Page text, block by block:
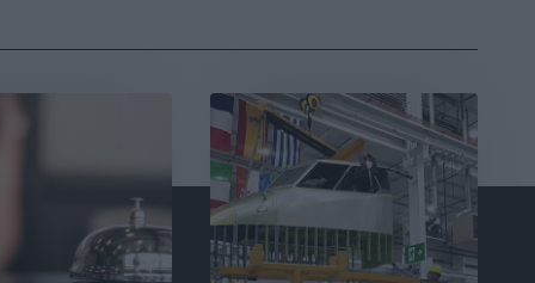
Το εκλογικό ρολόι του Μαξίμου χτυπά
τέλη Μαΐου του 2027
Τοπικές Ειδήσεις πριν 4 ώρες
ΦΟΔΣΑ Νοτίου Αιγαίου: «Δεν ζητάμε
ασυλία – ζητάμε θεσμική προστασία